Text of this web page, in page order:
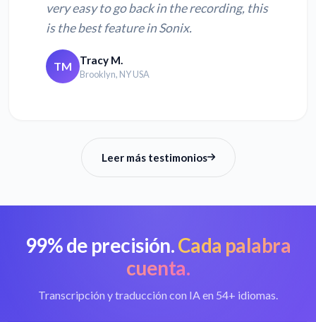
very easy to go back in the recording, this
is the best feature in Sonix.
TM Tracy M.
Brooklyn, NY USA
Leer más testimonios
99% de precisión.Cada palabra
cuenta.
Transcripción y traducción con IA en 54+ idiomas.